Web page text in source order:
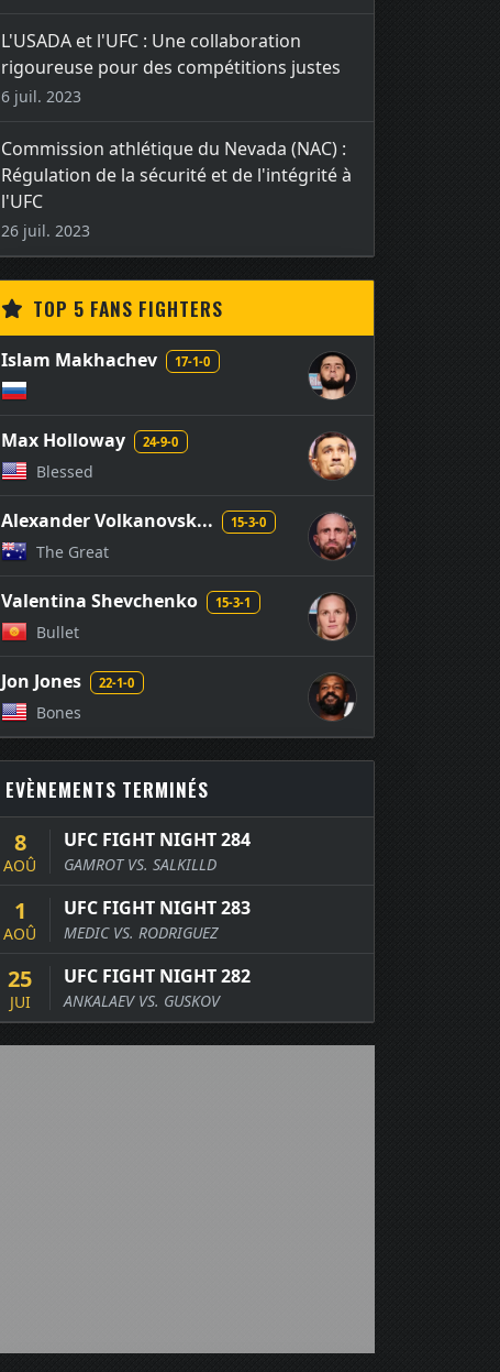
L'USADA et l'UFC : Une collaboration
rigoureuse pour des compétitions justes
6 juil. 2023
Commission athlétique du Nevada (NAC) :
Régulation de la sécurité et de l'intégrité à
l'UFC
26 juil. 2023
TOP 5 FANS FIGHTERS
Islam Makhachev 17-1-0
Max Holloway 24-9-0
Blessed
Alexander Volkanovsk... 15-3-0
The Great
Valentina Shevchenko 15-3-1
Bullet
Jon Jones 22-1-0
Bones
EVÈNEMENTS TERMINÉS
8
AOÛ
UFC FIGHT NIGHT 284
GAMROT VS. SALKILLD
1
AOÛ
UFC FIGHT NIGHT 283
MEDIC VS. RODRIGUEZ
25
JUI
UFC FIGHT NIGHT 282
ANKALAEV VS. GUSKOV